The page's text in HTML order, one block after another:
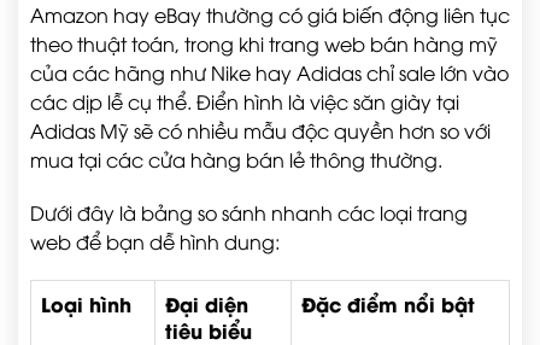
Amazon hay eBay thường có giá biến động liên tục
theo thuật toán, trong khi trang web bán hàng mỹ
của các hãng như Nike hay Adidas chỉ sale lớn vào
các dịp lễ cụ thể. Điển hình là việc săn giày tại
Adidas Mỹ sẽ có nhiều mẫu độc quyền hơn so với
mua tại các cửa hàng bán lẻ thông thường.
Dưới đây là bảng so sánh nhanh các loại trang
web để bạn dễ hình dung:
Loại hình
Đại diện
tiêu biểu
Đặc điểm nổi bật